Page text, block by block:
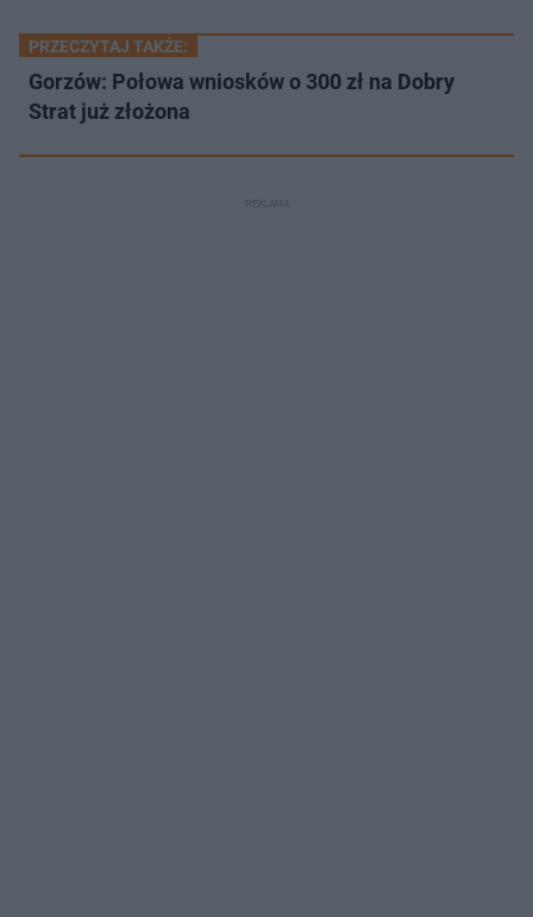
PRZECZYTAJ TAKŻE:
Gorzów: Połowa wniosków o 300 zł na Dobry
Strat już złożona